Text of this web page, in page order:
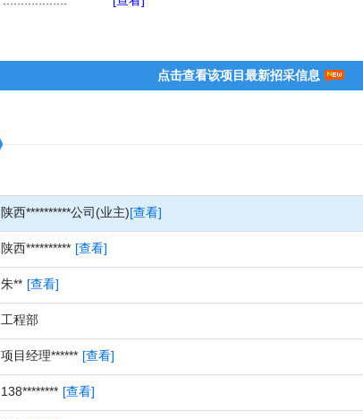
点击查看该项目最新招采信息
陕西**********公司(业主)[查看]
陕西********** [查看]
朱** [查看]
工程部
项目经理****** [查看]
138******** [查看]